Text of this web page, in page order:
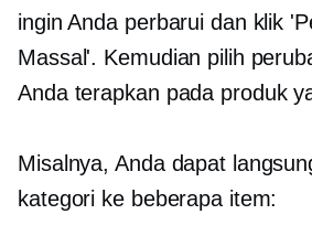
ingin Anda perbarui dan klik
Massal'. Kemudian pilih
Anda terapkan pada produk
Misalnya, Anda dapat
kategori ke beberapa item: